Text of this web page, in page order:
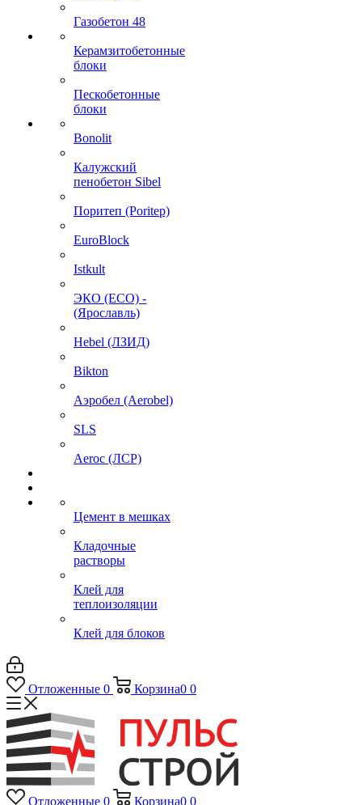
Газобетон 48
Керамзитобетонные
блоки
Пескобетонные
блоки
Bonolit
Калужский
пенобетон Sibel
Поритеп (Poritep)
EuroBlock
Istkult
ЭКО (ECO) -
(Ярославль)
Hebel (ЛЗИД)
Bikton
Аэробел (Aerobel)
SLS
Aeroc (ЛСР)
Цемент в мешках
Кладочные
растворы
Клей для
теплоизоляции
Клей для блоков
Отложенные 0 Корзина0 0
Отложенные 0 Корзина0 0